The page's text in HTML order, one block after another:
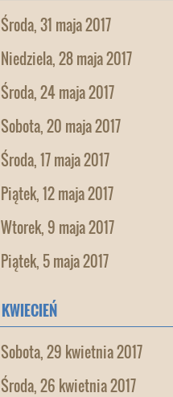
Środa, 31 maja 2017
Niedziela, 28 maja 2017
Środa, 24 maja 2017
Sobota, 20 maja 2017
Środa, 17 maja 2017
Piątek, 12 maja 2017
Wtorek, 9 maja 2017
Piątek, 5 maja 2017
KWIECIEŃ
Sobota, 29 kwietnia 2017
Środa, 26 kwietnia 2017